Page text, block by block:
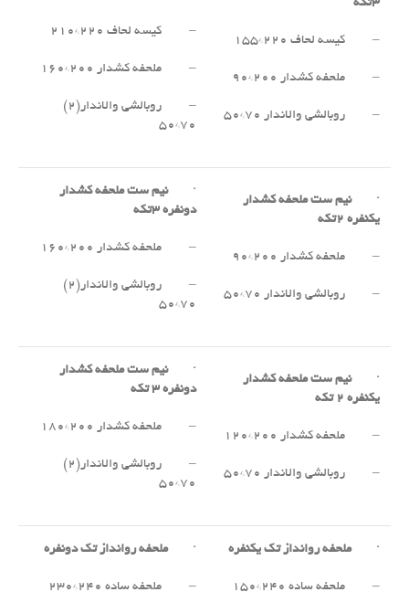
۳تکه
– کیسه لحاف ۲۲۰*۱۵۵
– ملحفه کشدار ۲۰۰*۹۰
– روبالشی والاندار ۷۰*۵۰
– کیسه لحاف ۲۲۰*۲۱۰
– ملحفه کشدار ۲۰۰*۱۶۰
– روبالشی والاندار(۲)
۷۰*۵۰
·نیم ست ملحفه کشدار
یکنفره ۲تکه
– ملحفه کشدار ۲۰۰*۹۰
– روبالشی والاندار ۷۰*۵۰
·نیم ست ملحفه کشدار
دونفره ۳تکه
– ملحفه کشدار ۲۰۰*۱۶۰
– روبالشی والاندار(۲)
۷۰*۵۰
·نیم ست ملحفه کشدار
یکنفره ۲ تکه
– ملحفه کشدار ۲۰۰*۱۲۰
– روبالشی والاندار ۷۰*۵۰
·نیم ست ملحفه کشدار
دونفره ۳تکه
– ملحفه کشدار ۲۰۰*۱۸۰
– روبالشی والاندار(۲)
۷۰*۵۰
·ملحفه روانداز تک یکنفره
– ملحفه ساده ۲۴۰*۱۵۰
·ملحفه روانداز تک دونفره
– ملحفه ساده ۲۴۰*۲۳۰